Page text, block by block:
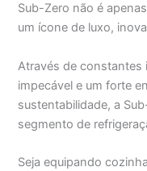
Sub-Zero não é
um ícone de luxo,
Através de constantes
impecável e um forte
sustentabilidade, a
segmento de
Seja equipando